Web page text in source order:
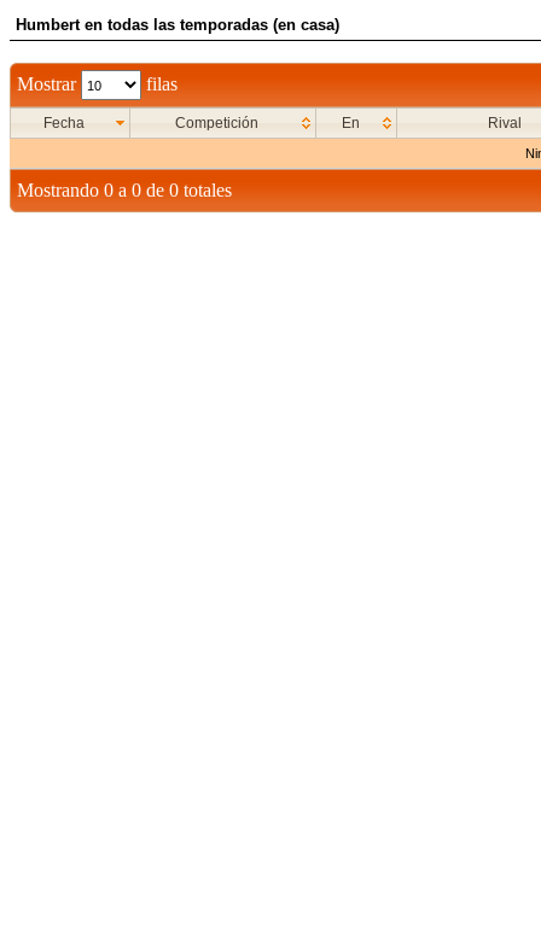
Humbert en todas las temporadas (en casa)
Mostrar filas
Fecha Competición En Rival
Mostrando 0 a 0 de 0 totales